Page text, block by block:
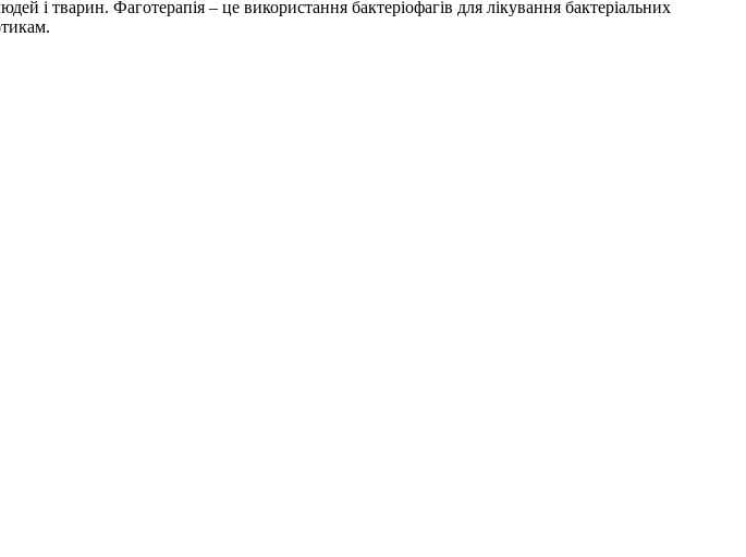
і тварин. Фаготерапія – це використання бактеріофагів для лікування бактеріальних